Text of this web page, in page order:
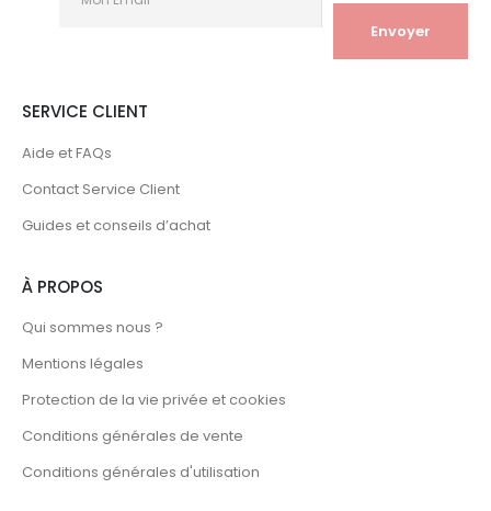
SERVICE CLIENT
Aide et FAQs
Contact Service Client
Guides et conseils d’achat
À PROPOS
Qui sommes nous ?
Mentions légales
Protection de la vie privée et cookies
Conditions générales de vente
Conditions générales d'utilisation